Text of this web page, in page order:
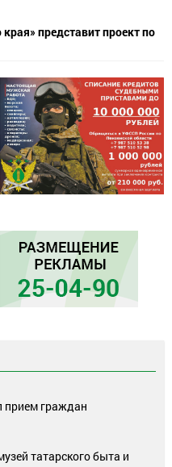
представит проект по
прием граждан
татарского быта и